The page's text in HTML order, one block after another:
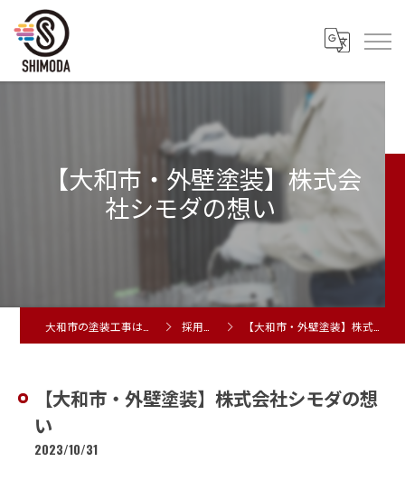
【大和市・外壁塗装】株式会
社シモダの想い
採用ブログ 【大和市・外壁塗装】株式会社シモダの想い
【大和市・外壁塗装】株式会社シモダの想
い
2023/10/31